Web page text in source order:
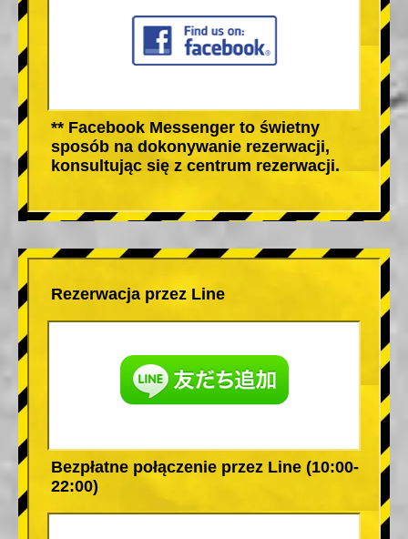
** Facebook Messenger to świetny
sposób na dokonywanie rezerwacji,
konsultując się z centrum rezerwacji.
Rezerwacja przez Line
Bezpłatne połączenie przez Line (10:00-
22:00)